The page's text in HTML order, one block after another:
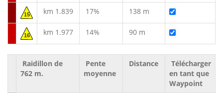
15 km 1.839 17% 138 m
16 km 1.977 14% 90 m
Raidillon de
762 m.
Pente
moyenne
Distance
Télécharger
en tant que
Waypoint